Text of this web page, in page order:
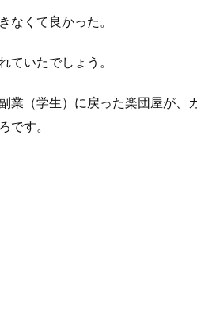
なくて良かった。
ていたでしょう。
業（学生）に戻った楽団屋が、
です。